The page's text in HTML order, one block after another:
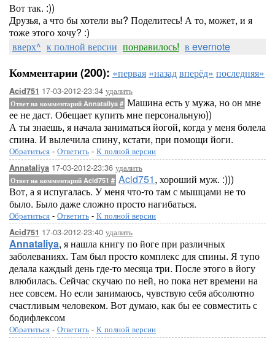
Вот так. :))
Друзья, а что бы хотели вы? Поделитесь! А то, может, и я
тоже этого хочу? :)
вверх^ к полной версии понравилось! в evernote
Комментарии (200): «первая «назадвперёд» последняя»
Acid751 17-03-2012-23:34 удалить
Ответ на комментарий Annataliya # Машина есть у мужа, но он мне
ее не даст. Обещает купить мне персональную))
А ты знаешь, я начала заниматься йогой, когда у меня болела
спина. И вылечила спину, кстати, при помощи йоги.
Обратиться - Ответить - К полной версии
Annataliya 17-03-2012-23:36 удалить
Ответ на комментарий Acid751 # Acid751, хороший муж. :)))
Вот, а я испугалась. У меня что-то там с мышцами не то
было. Было даже сложно просто нагибаться.
Обратиться - Ответить - К полной версии
Acid751 17-03-2012-23:40 удалить
Annataliya, я нашла книгу по йоге при различных
заболеваниях. Там был просто комплекс для спины. Я тупо
делала каждый день где-то месяца три. После этого в йогу
влюбилась. Сейчас скучаю по ней, но пока нет времени на
нее совсем. Но если занимаюсь, чувствую себя абсолютно
счастливым человеком. Вот думаю, как бы ее совместить с
бодифлексом
Обратиться - Ответить - К полной версии